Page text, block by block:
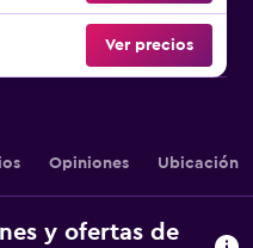
Ver precios
Opiniones Ubicación
y ofertas de